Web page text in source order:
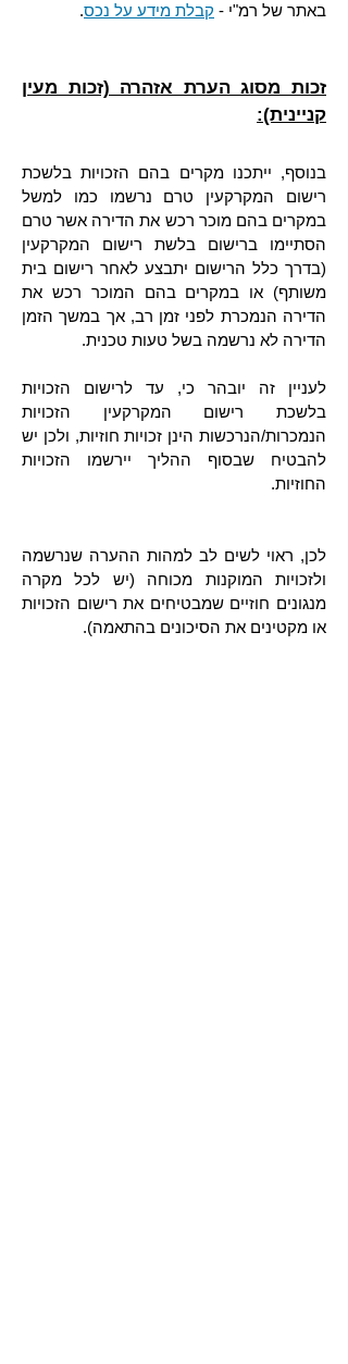
באתר של רמ"י - קבלת מידע על נכס.
זכות מסוג הערת אזהרה (זכות מעין
קניינית):
בנוסף, ייתכנו מקרים בהם הזכויות בלשכת
רישום המקרקעין טרם נרשמו כמו למשל
במקרים בהם מוכר רכש את הדירה אשר טרם
הסתיימו ברישום בלשת רישום המקרקעין
(בדרך כלל הרישום יתבצע לאחר רישום בית
משותף) או במקרים בהם המוכר רכש את
הדירה הנמכרת לפני זמן רב, אך במשך הזמן
הדירה לא נרשמה בשל טעות טכנית.
לעניין זה יובהר כי, עד לרישום הזכויות
בלשכת רישום המקרקעין הזכויות
הנמכרות/הנרכשות הינן זכויות חוזיות, ולכן יש
להבטיח שבסוף ההליך יירשמו הזכויות
החוזיות.
לכן, ראוי לשים לב למהות ההערה שנרשמה
ולזכויות המוקנות מכוחה (יש לכל מקרה
מנגונים חוזיים שמבטיחים את רישום הזכויות
או מקטינים את הסיכונים בהתאמה).